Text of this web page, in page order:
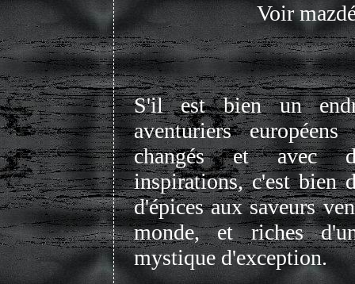
Voir
S'il est bien un
aventuriers
changés et avec
inspirations, c'est bien
d'épices aux saveurs
monde, et riches
mystique d'exception.